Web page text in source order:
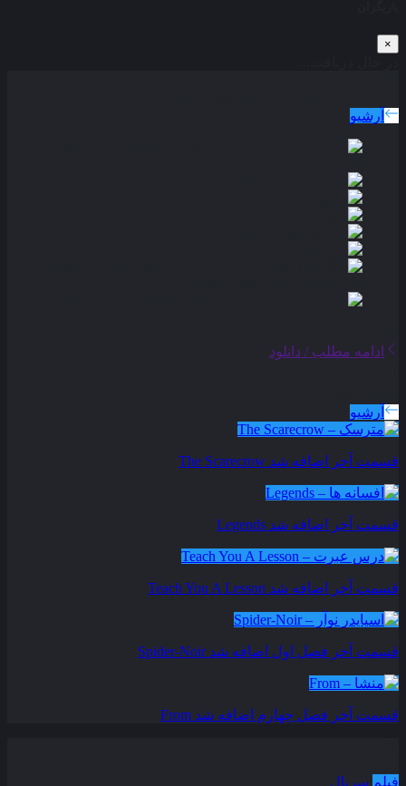
×
آرشیو
ادامه مطلب / دانلود
آرشیو
قسمت آخر اضافه شد The Scarecrow
قسمت آخر اضافه شد Legends
قسمت آخر اضافه شد Teach You A Lesson
قسمت آخر فصل اول اضافه شد Spider-Noir
قسمت آخر فصل چهارم اضافه شد From
فیلم سریال